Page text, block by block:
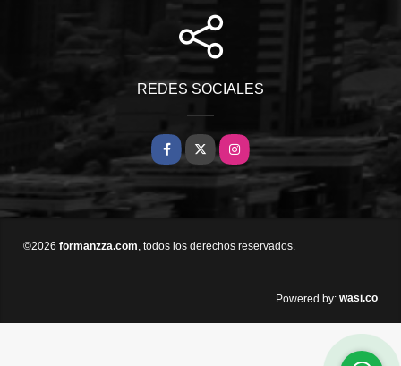
REDES SOCIALES
Facebook
X Instagram
©2026 formanzza.com, todos los derechos reservados.
Powered by: wasi.co